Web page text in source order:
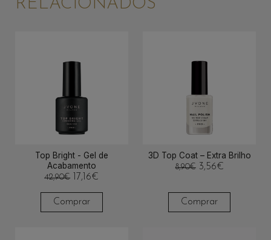
RELACIONADOS
Top Bright - Gel de
Acabamento
42,90€ 17,16€
Comprar
3D Top Coat – Extra Brilho
8,90€ 3,56€
Comprar